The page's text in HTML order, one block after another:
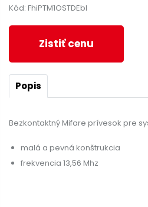
Kód: FhiPTM1OSTDEbl
Zistiť cenu
Popis
Bezkontaktný Mifare prívesok pre
malá a pevná konštrukcia
frekvencia 13,56 Mhz